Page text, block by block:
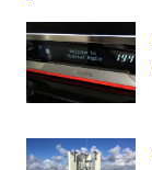
Schagen